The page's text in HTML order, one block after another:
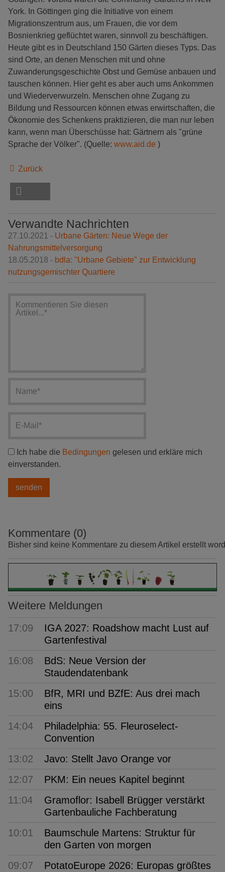
York. In Göttingen ging die Initiative von einem
Migrationszentrum aus, um Frauen, die vor dem
Bosnienkrieg geflüchtet waren, sinnvoll zu beschäftigen.
Heute gibt es in Deutschland 150 Gärten dieses Typs. Das
sind Orte, an denen Menschen mit und ohne
Zuwanderungsgeschichte Obst und Gemüse anbauen und
tauschen können. Hier geht es aber auch ums Ankommen
und Wiederverwurzeln. Menschen ohne Zugang zu
Bildung und Ressourcen können etwas erwirtschaften, die
Ökonomie des Schenkens praktizieren, die man nur leben
kann, wenn man Überschüsse hat: Gärtnern als "grüne
Sprache der Völker". (Quelle: www.aid.de )
Zurück
Verwandte Nachrichten
27.10.2021 - Urbane Gärten: Neue Wege der
Nahrungsmittel­versorgung
18.05.2018 - bdla: "Urbane Gebiete" zur Entwicklung
nutzungsgemischter Quartiere
Ich habe die Bedingungen gelesen und erkläre mich
einverstanden.
Kommentare (0)
Bisher sind keine Kommentare zu diesem Artikel erstellt
Weitere Meldungen
17:09
IGA 2027: Roadshow macht Lust auf
Gartenfestival
16:08
BdS: Neue Version der
Staudendatenbank
15:00
BfR, MRI und BZfE: Aus drei mach
eins
14:04
Philadelphia: 55. Fleuroselect-
Convention
13:02
Javo: Stellt Javo Orange vor
12:07
PKM: Ein neues Kapitel beginnt
11:04
Gramoflor: Isabell Brügger verstärkt
Gartenbauliche Fachberatung
10:01
Baumschule Martens: Struktur für
den Garten von morgen
09:07
PotatoEurope 2026: Europas größtes